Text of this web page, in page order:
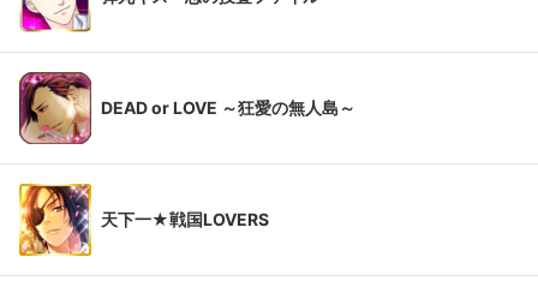
DEAD or LOVE ～狂愛の無人島～
天下一★戦国LOVERS